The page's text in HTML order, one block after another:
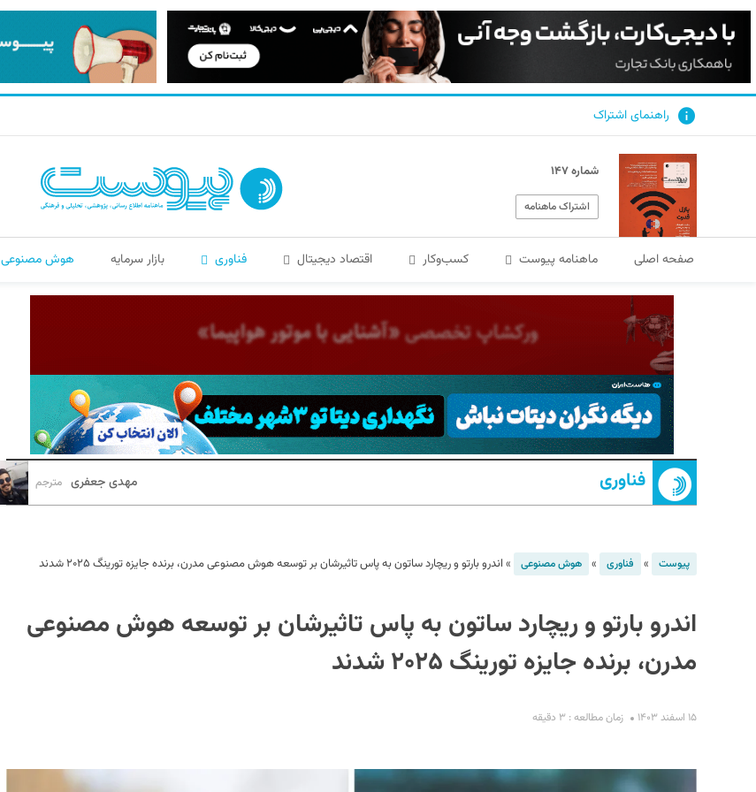
راهنمای اشتراک
شماره ۱۴۷
اشتراک ماهنامه
صفحه اصلی ماهنامه پیوست کسب‌و‌کار اقتصاد دیجیتال فناوری بازار سرمایه هوش مصنوعی
فناوری مهدی جعفری مترجم
پیوست » فناوری » هوش مصنوعی » اندرو بارتو و ریچارد ساتون به پاس تاثیرشان بر توسعه هوش مصنوعی مدرن، برنده جایزه تورینگ ۲۰۲۵ شدند
اندرو بارتو و ریچارد ساتون به پاس تاثیرشان بر توسعه هوش مصنوعی
مدرن، برنده جایزه تورینگ ۲۰۲۵ شدند
۱۵ اسفند ۱۴۰۳ زمان مطالعه : ۳ دقیقه